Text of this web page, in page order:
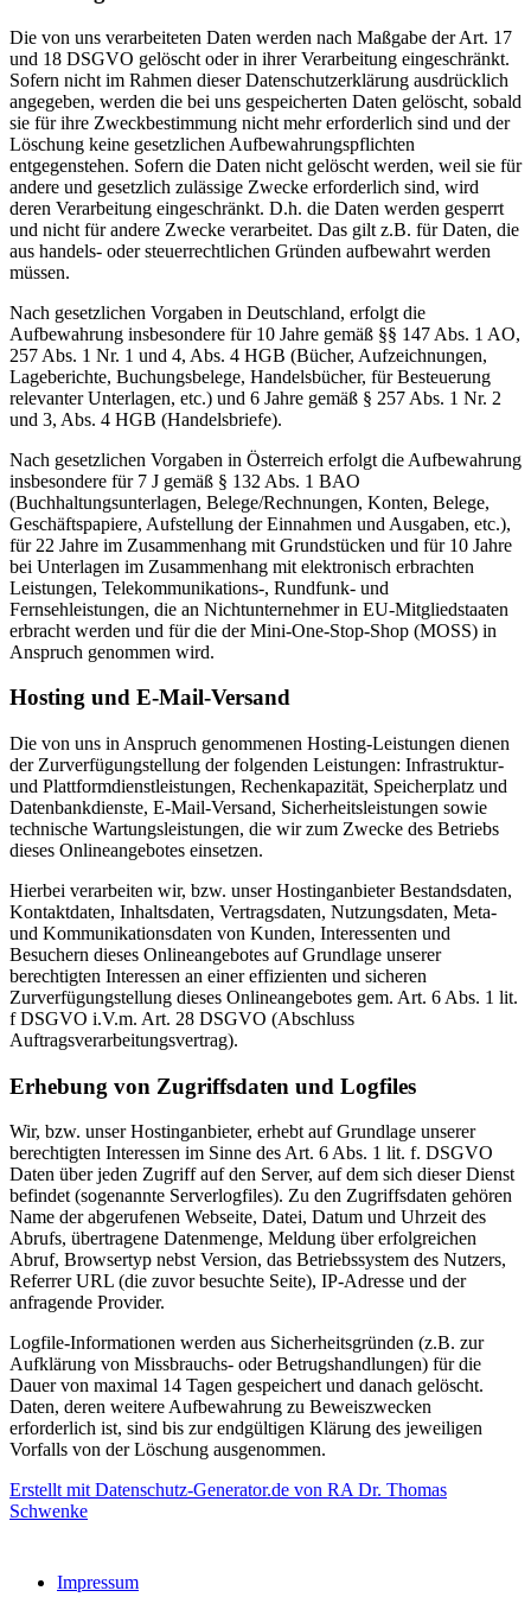
Die von uns verarbeiteten Daten werden nach Maßgabe der Art. 17
und 18 DSGVO gelöscht oder in ihrer Verarbeitung eingeschränkt.
Sofern nicht im Rahmen dieser Datenschutzerklärung ausdrücklich
angegeben, werden die bei uns gespeicherten Daten gelöscht, sobald
sie für ihre Zweckbestimmung nicht mehr erforderlich sind und der
Löschung keine gesetzlichen Aufbewahrungspflichten
entgegenstehen. Sofern die Daten nicht gelöscht werden, weil sie für
andere und gesetzlich zulässige Zwecke erforderlich sind, wird
deren Verarbeitung eingeschränkt. D.h. die Daten werden gesperrt
und nicht für andere Zwecke verarbeitet. Das gilt z.B. für Daten, die
aus handels- oder steuerrechtlichen Gründen aufbewahrt werden
müssen.
Nach gesetzlichen Vorgaben in Deutschland, erfolgt die
Aufbewahrung insbesondere für 10 Jahre gemäß §§ 147 Abs. 1 AO,
257 Abs. 1 Nr. 1 und 4, Abs. 4 HGB (Bücher, Aufzeichnungen,
Lageberichte, Buchungsbelege, Handelsbücher, für Besteuerung
relevanter Unterlagen, etc.) und 6 Jahre gemäß § 257 Abs. 1 Nr. 2
und 3, Abs. 4 HGB (Handelsbriefe).
Nach gesetzlichen Vorgaben in Österreich erfolgt die Aufbewahrung
insbesondere für 7 J gemäß § 132 Abs. 1 BAO
(Buchhaltungsunterlagen, Belege/Rechnungen, Konten, Belege,
Geschäftspapiere, Aufstellung der Einnahmen und Ausgaben, etc.),
für 22 Jahre im Zusammenhang mit Grundstücken und für 10 Jahre
bei Unterlagen im Zusammenhang mit elektronisch erbrachten
Leistungen, Telekommunikations-, Rundfunk- und
Fernsehleistungen, die an Nichtunternehmer in EU-Mitgliedstaaten
erbracht werden und für die der Mini-One-Stop-Shop (MOSS) in
Anspruch genommen wird.
Hosting und E-Mail-Versand
Die von uns in Anspruch genommenen Hosting-Leistungen dienen
der Zurverfügungstellung der folgenden Leistungen: Infrastruktur-
und Plattformdienstleistungen, Rechenkapazität, Speicherplatz und
Datenbankdienste, E-Mail-Versand, Sicherheitsleistungen sowie
technische Wartungsleistungen, die wir zum Zwecke des Betriebs
dieses Onlineangebotes einsetzen.
Hierbei verarbeiten wir, bzw. unser Hostinganbieter Bestandsdaten,
Kontaktdaten, Inhaltsdaten, Vertragsdaten, Nutzungsdaten, Meta-
und Kommunikationsdaten von Kunden, Interessenten und
Besuchern dieses Onlineangebotes auf Grundlage unserer
berechtigten Interessen an einer effizienten und sicheren
Zurverfügungstellung dieses Onlineangebotes gem. Art. 6 Abs. 1 lit.
f DSGVO i.V.m. Art. 28 DSGVO (Abschluss
Auftragsverarbeitungsvertrag).
Erhebung von Zugriffsdaten und Logfiles
Wir, bzw. unser Hostinganbieter, erhebt auf Grundlage unserer
berechtigten Interessen im Sinne des Art. 6 Abs. 1 lit. f. DSGVO
Daten über jeden Zugriff auf den Server, auf dem sich dieser Dienst
befindet (sogenannte Serverlogfiles). Zu den Zugriffsdaten gehören
Name der abgerufenen Webseite, Datei, Datum und Uhrzeit des
Abrufs, übertragene Datenmenge, Meldung über erfolgreichen
Abruf, Browsertyp nebst Version, das Betriebssystem des Nutzers,
Referrer URL (die zuvor besuchte Seite), IP-Adresse und der
anfragende Provider.
Logfile-Informationen werden aus Sicherheitsgründen (z.B. zur
Aufklärung von Missbrauchs- oder Betrugshandlungen) für die
Dauer von maximal 14 Tagen gespeichert und danach gelöscht.
Daten, deren weitere Aufbewahrung zu Beweiszwecken
erforderlich ist, sind bis zur endgültigen Klärung des jeweiligen
Vorfalls von der Löschung ausgenommen.
Erstellt mitDatenschutz-Generator.de von RA Dr. Thomas
Schwenke
Impressum